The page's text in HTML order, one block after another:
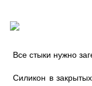
Все стыки нужно
Силикон в